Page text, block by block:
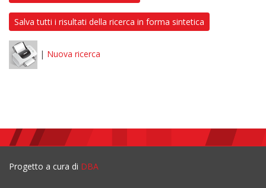
Salva tutti i risultati della ricerca in forma sintetica
| Nuova ricerca
Progetto a cura di DBA